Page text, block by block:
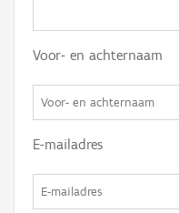
Voor- en achternaam
E-mailadres